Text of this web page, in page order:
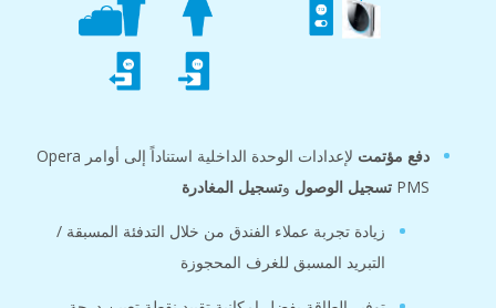
مؤتمت
لإعدادات الوحدة الداخلية استناداً إلى أوامر Opera
تسجيل الوصولوتسجيل المغادرة
زيادة تجربة عملاء الفندق من خلال التدفئة المسبقة /
التبريد المسبق للغرف المحجوزة